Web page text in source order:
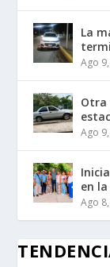
La
Ago
Otra
Ago
en
Ago